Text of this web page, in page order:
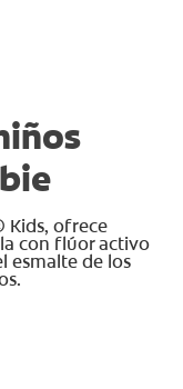
Kids, ofrece
con flúor activo
esmalte de los